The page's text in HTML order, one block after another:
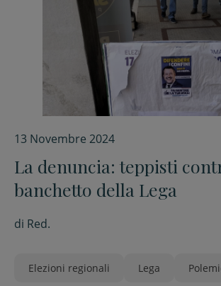
13 Novembre 2024
La denuncia: teppisti
banchetto della Lega
di Red.
Elezioni regionali Lega